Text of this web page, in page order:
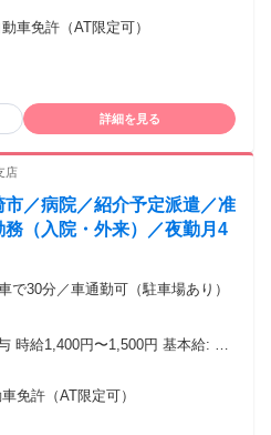
給
車免許（AT限定可）
詳細を見る
店
／病院／紹介予定派遣／准
（入院・外来）／夜勤月4
で30分／車通勤可（駐車場あり）
1,400円〜1,500円 基本給: 准
時給25％割増） 年末年始手当 夜
免許（AT限定可）